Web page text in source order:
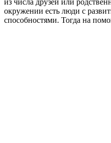
окружении есть люди с
способностями. Тогда на